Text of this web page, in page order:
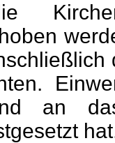
an